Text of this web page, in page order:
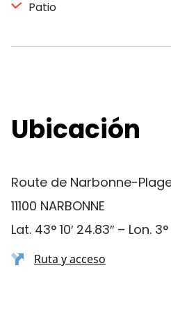
Patio
Ubicación
Route de Narbonne-Plage,
11100 NARBONNE
Lat. 43° 10′ 24.83″ – Lon. 3°
Ruta y acceso